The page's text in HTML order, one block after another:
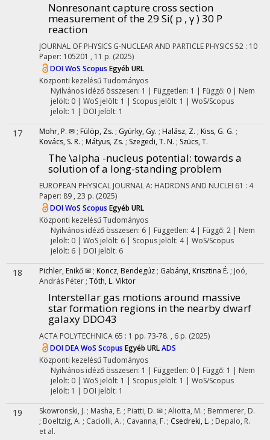
Nonresonant capture cross section
measurement of the 29 Si( p , γ ) 30 P
reaction
JOURNAL OF PHYSICS G-NUCLEAR AND PARTICLE PHYSICS52 : 10
Paper: 105201 , 11 p. (2025)
DOIWoS Scopus Egyéb URL
Központi kezelésűTudományos
Nyilvános idéző összesen: 1 | Független: 1 | Függő: 0 | Nem
jelölt: 0 | WoS jelölt: 1 | Scopus jelölt: 1 | WoS/Scopus
jelölt: 1 | DOI jelölt: 1
17 Mohr, P. ✉ ; Fülöp, Zs. ; Gyürky, Gy. ; Halász, Z. ; Kiss, G. G. ;
Kovács, S. R. ; Mátyus, Zs. ; Szegedi, T. N. ; Szücs, T.
The \alpha -nucleus potential: towards a
solution of a long-standing problem
EUROPEAN PHYSICAL JOURNAL A: HADRONS AND NUCLEI 61 : 4
Paper: 89 , 23 p. (2025)
DOIWoS Scopus Egyéb URL
Központi kezelésűTudományos
Nyilvános idéző összesen: 6| Független: 4 | Függő: 2 | Nem
jelölt: 0 | WoS jelölt: 6 | Scopus jelölt: 4 | WoS/Scopus
jelölt: 6 | DOI jelölt: 6
18 Pichler, Enikő ✉ ; Koncz, Bendegúz ; Gabányi, Krisztina É. ; Joó,
András Péter ; Tóth, L. Viktor
Interstellar gas motions around massive
star formation regions in the nearby dwarf
galaxy DDO43
ACTA POLYTECHNICA 65 : 1 pp. 73-78. , 6 p. (2025)
DOIDEAWoS Scopus Egyéb URLADS
Központi kezelésűTudományos
Nyilvános idéző összesen: 1 | Független: 0 | Függő: 1 | Nem
jelölt: 0 | WoS jelölt: 1 | Scopus jelölt: 1 | WoS/Scopus
jelölt: 1 | DOI jelölt: 1
19 Skowronski, J. ; Masha, E. ; Piatti, D. ✉ ; Aliotta, M. ; Bemmerer, D.
; Boeltzig, A. ; Caciolli, A. ; Cavanna, F. ; Csedreki, L. ; Depalo, R.
et al.